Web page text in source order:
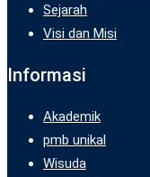
Sejarah
Visi dan Misi
Informasi
Akademik
pmb unikal
Wisuda